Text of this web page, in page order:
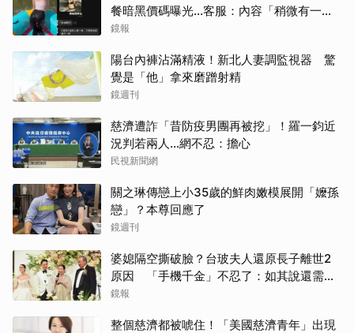
餐暗黑價碼曝光…客服：內容「稍微有一點
尺度」
鏡報
陽台內褲沾滿精液！新北人妻調監視器 驚
覺是「他」拿來磨蹭射精
鏡週刊
慈濟遭詐「昔防疫男團再被挖」！羅一鈞近
況判若兩人…網不忍：擔心
民視新聞網
關之琳傳戀上小35歲的鮮肉嫩模展開「嬤孫
戀」？本尊回應了
鏡週刊
婆媳隔空撕破臉？台玻夫人還原長子離世2
原因 「手機千金」不忍了：如其說還需要
離開嗎？
鏡報
整個慈濟都被唬住！「美國慈濟青年」出現